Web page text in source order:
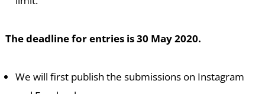
The deadline for entries is 30 May 2020.
We will first publish the submissions on Instagram